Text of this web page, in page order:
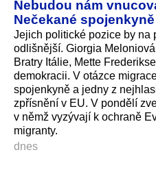
Nebudou nám
Nečekané
Jejich politické pozice by na
odlišnější. Giorgia
Bratry Itálie, Mette
demokracii. V otázce
spojenkyně a jedny z
zpřísnění v EU. V pondělí
v němž vyzývají k ochraně
migranty.
dnes